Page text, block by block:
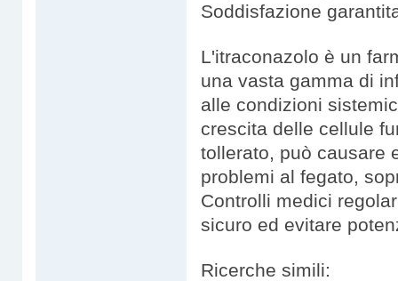
Soddisfazione
L'itraconazolo è un
una vasta gamma di
alle condizioni
crescita delle cellule
tollerato, può causare
problemi al fegato,
Controlli medici
sicuro ed evitare
Ricerche simili: